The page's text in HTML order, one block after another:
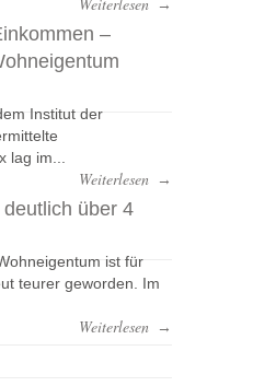
→
–
Institut der
lag im...
Weiterlesen →
über 4
ist für
teurer geworden. Im
Weiterlesen →